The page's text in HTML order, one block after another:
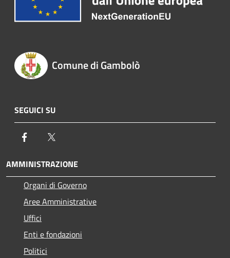
Comune di Gambolò
SEGUICI SU
Facebook
AMMINISTRAZIONE
Organi di Governo
Aree Amministrative
Uffici
Enti e fondazioni
Politici